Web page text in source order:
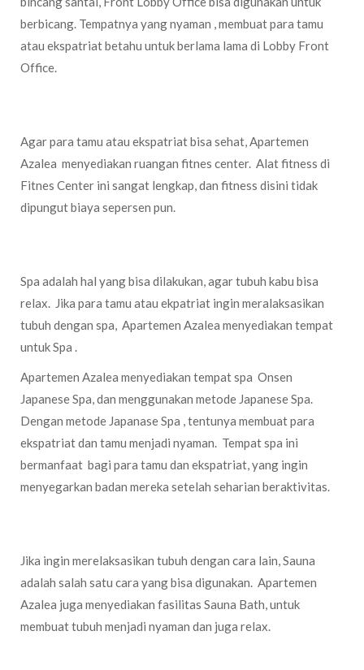
berbicang. Tempatnya yang nyaman , membuat para tamu
atau ekspatriat betahu untuk berlama lama di Lobby Front
Office.
Agar para tamu atau ekspatriat bisa sehat, Apartemen
Azalea menyediakan ruangan fitnes center. Alat fitness di
Fitnes Center ini sangat lengkap, dan fitness disini tidak
dipungut biaya sepersen pun.
Spa adalah hal yang bisa dilakukan, agar tubuh kabu bisa
relax. Jika para tamu atau ekpatriat ingin meralaksasikan
tubuh dengan spa, Apartemen Azalea menyediakan tempat
untuk Spa .
Apartemen Azalea menyediakan tempat spa Onsen
Japanese Spa, dan menggunakan metode Japanese Spa.
Dengan metode Japanase Spa , tentunya membuat para
ekspatriat dan tamu menjadi nyaman. Tempat spa ini
bermanfaat bagi para tamu dan ekspatriat, yang ingin
menyegarkan badan mereka setelah seharian beraktivitas.
Jika ingin merelaksasikan tubuh dengan cara lain, Sauna
adalah salah satu cara yang bisa digunakan. Apartemen
Azalea juga menyediakan fasilitas Sauna Bath, untuk
membuat tubuh menjadi nyaman dan juga relax.